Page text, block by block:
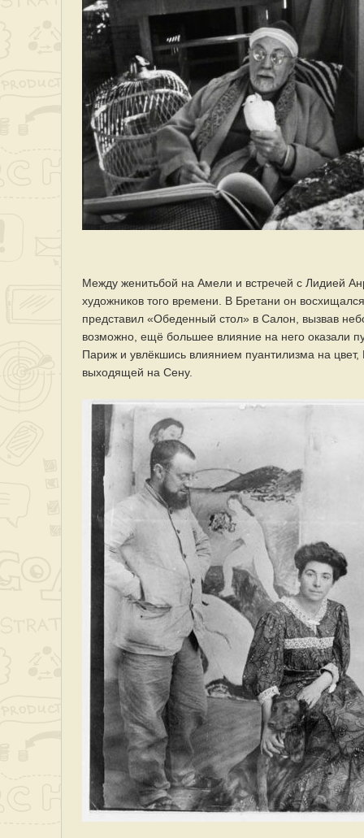
Между женитьбой на Амели и встречей с Лидией
художников того времени. В Бретани он
представил «Обеденный стол» в Салон, вызвав
возможно, ещё большее влияние на него оказали
Париж и увлёкшись влиянием пуантилизма на
выходящей на Сену.